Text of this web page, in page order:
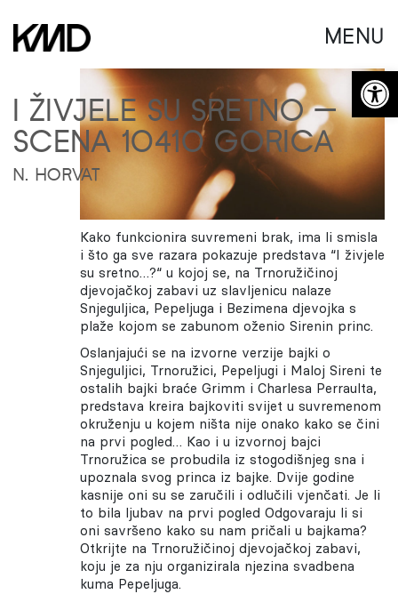
MENU
I ŽIVJELE SU SRETNO —
SCENA 10410 GORICA
N. HORVAT
Kako funkcionira suvremeni brak, ima li smisla
i što ga sve razara pokazuje predstava “I živjele
su sretno…?“ u kojoj se, na Trnoružičinoj
djevojačkoj zabavi uz slavljenicu nalaze
Snjeguljica, Pepeljuga i Bezimena djevojka s
plaže kojom se zabunom oženio Sirenin princ.
Oslanjajući se na izvorne verzije bajki o
Snjeguljici, Trnoružici, Pepeljugi i Maloj Sireni te
ostalih bajki braće Grimm i Charlesa Perraulta,
predstava kreira bajkoviti svijet u suvremenom
okruženju u kojem ništa nije onako kako se čini
na prvi pogled… Kao i u izvornoj bajci
Trnoružica se probudila iz stogodišnjeg sna i
upoznala svog princa iz bajke. Dvije godine
kasnije oni su se zaručili i odlučili vjenčati. Je li
to bila ljubav na prvi pogled Odgovaraju li si
oni savršeno kako su nam pričali u bajkama?
Otkrijte na Trnoružičinoj djevojačkoj zabavi,
koju je za nju organizirala njezina svadbena
kuma Pepeljuga.